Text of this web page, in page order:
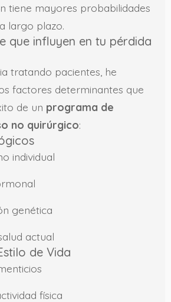
tiene mayores probabilidades
largo plazo.
que influyen en tu pérdida
tratando pacientes, he
factores determinantes que
de un programa de
no quirúrgico:
individual
genética
actual
de Vida
física